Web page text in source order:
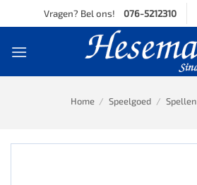
to
Vragen? Bel ons! 076-5212310
Home / Speelgoed / Spellen